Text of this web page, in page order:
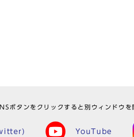
ボタンをクリックすると別ウィンドウ
YouTube